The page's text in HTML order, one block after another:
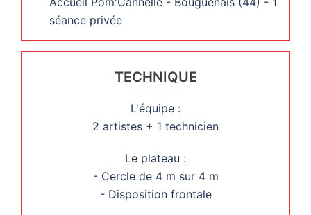
séance privée
TECHNIQUE
L'équipe :
2 artistes + 1 technicien
Le plateau :
- Cercle de 4 m sur 4 m
- Disposition frontale